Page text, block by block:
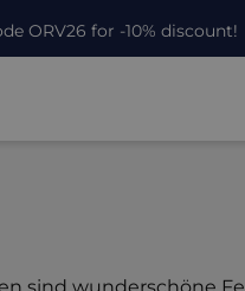
ORV26 for -10% discount!